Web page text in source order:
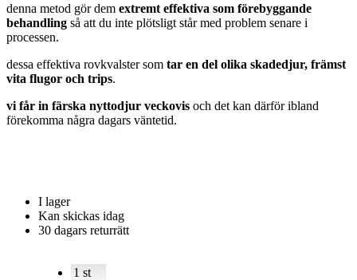
denna metod gör dem extremt effektiva som förebyggande
behandling så att du inte plötsligt står med problem senare i
processen.
dessa effektiva rovkvalster som tar en del olika skadedjur, främst
vita flugor och trips.
vi får in färska nyttodjur veckovis och det kan därför ibland
förekomma några dagars väntetid.
I lager
Kan skickas idag
30 dagars returrätt
1 st